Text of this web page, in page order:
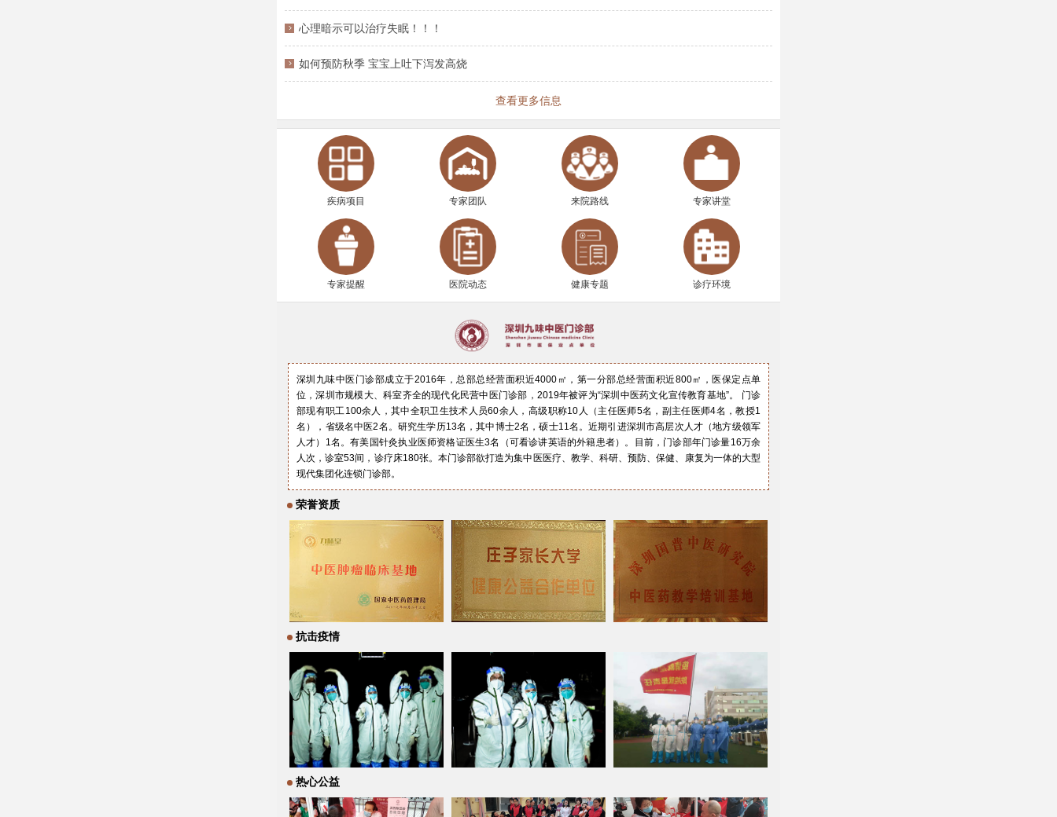
心理暗示可以治疗失眠！！！
如何预防秋季 宝宝上吐下泻发高烧
查看更多信息
疾病项目 专家团队 来院路线 专家讲堂
专家提醒 医院动态 健康专题 诊疗环境
深圳九味中医门诊部成立于2016年，总部总经营面积近4000㎡，第一分部总经营面积近800㎡，医保定点单
位，深圳市规模大、科室齐全的现代化民营中医门诊部，2019年被评为“深圳中医药文化宣传教育基地”。 门诊
部现有职工100余人，其中全职卫生技术人员60余人，高级职称10人（主任医师5名，副主任医师4名，教授1
名），省级名中医2名。研究生学历13名，其中博士2名，硕士11名。近期引进深圳市高层次人才（地方级领军
人才）1名。有美国针灸执业医师资格证医生3名（可看诊讲英语的外籍患者）。目前，门诊部年门诊量16万余
人次，诊室53间，诊疗床180张。本门诊部欲打造为集中医医疗、教学、科研、预防、保健、康复为一体的大型
现代集团化连锁门诊部。
荣誉资质
抗击疫情
热心公益